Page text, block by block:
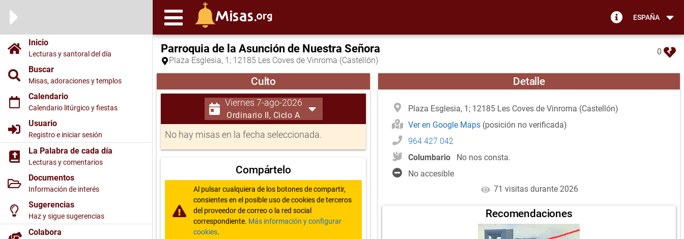
ESPAÑA
Inicio
Lecturas y santoral del día
Buscar
Misas, adoraciones y templos
Calendario
Calendario litúrgico y fiestas
Usuario
Registro e iniciar sesión
La Palabra de cada día
Lecturas y comentarios
Documentos
Información de interés
Sugerencias
Haz y sigue sugerencias
Colabora
Parroquia de la Asunción de Nuestra Señora
Plaza Esglesia, 1; 12185 Les Coves de Vinroma (Castellón)
0
Culto
Viernes 7-ago-2026
Ordinario II, Ciclo A
No hay misas en la fecha seleccionada.
Compártelo
Al pulsar cualquiera de los botones de compartir,
consientes en el posible uso de cookies de terceros
del proveedor de correo o la red social
correspondiente. Más información y configurar
cookies.
Detalle
Plaza Esglesia, 1; 12185 Les Coves de Vinroma (Castellón)
Ver en Google Maps (posición no verificada)
964 427 042
Columbario
No nos consta.
No accesible
71 visitas durante 2026
Recomendaciones